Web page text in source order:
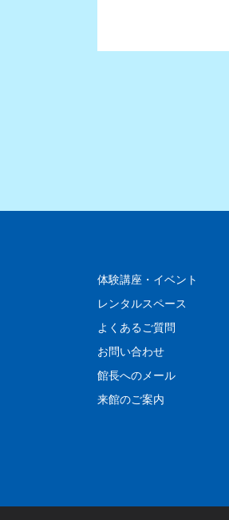
体験講座・イベント
レンタルスペース
よくあるご質問
お問い合わせ
館長へのメール
来館のご案内